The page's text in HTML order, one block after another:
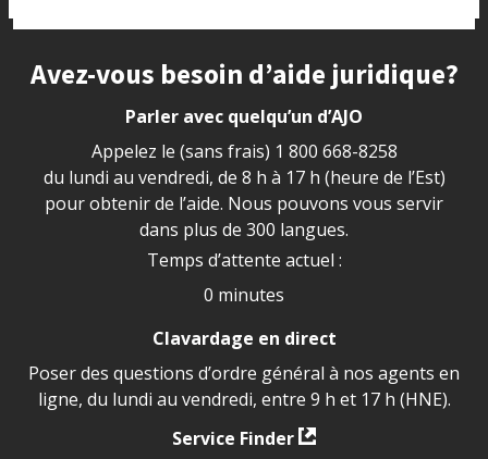
Site footer
Avez-vous besoin d’aide juridique?
Parler avec quelqu’un d’AJO
Appelez le (sans frais) 1 800 668-8258
du lundi au vendredi, de 8 h à 17 h (heure de l’Est)
pour obtenir de l’aide. Nous pouvons vous servir
dans plus de 300 langues.
Temps d’attente actuel :
0 minutes
Clavardage en direct
Poser des questions d’ordre général à nos agents en
ligne, du lundi au vendredi, entre 9 h et 17 h (HNE).
Service Finder